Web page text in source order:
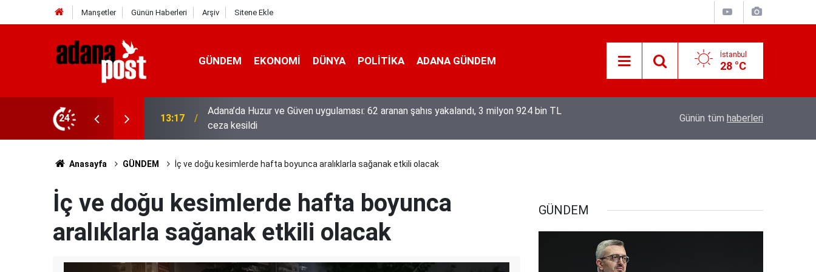
Manşetler Günün Haberleri Arşiv Sitene Ekle
GÜNDEM EKONOMI DÜNYA POLİTİKA ADANA GÜNDEM İstanbul
28 °C
24
yakalandı, 3 milyon 924 bin TL
13:01 52 yıldır el emeğiyle üretiyor, mesleğin yok olmamasına karşı direniyor Hava 40, asfalt 200 derece: Adana’da
Günün tüm haberleri
Anasayfa GÜNDEM İç ve doğu kesimlerde hafta boyunca aralıklarla sağanak etkili olacak
İç ve doğu kesimlerde hafta boyunca
aralıklarla sağanak etkili olacak
GÜNDEM